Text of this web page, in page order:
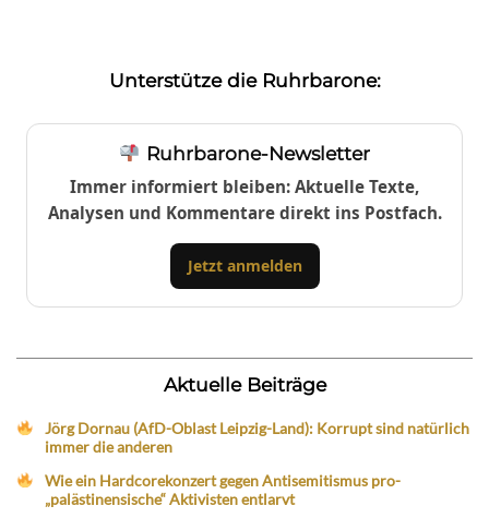
Unterstütze die Ruhrbarone:
Ruhrbarone-Newsletter
Immer informiert bleiben: Aktuelle Texte,
Analysen und Kommentare direkt ins Postfach.
Jetzt anmelden
Aktuelle Beiträge
Jörg Dornau (AfD-Oblast Leipzig-Land): Korrupt sind natürlich
immer die anderen
Wie ein Hardcorekonzert gegen Antisemitismus pro-
„palästinensische“ Aktivisten entlarvt